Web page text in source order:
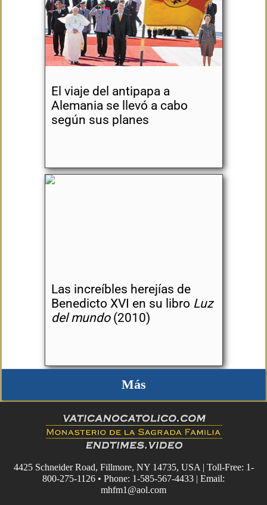
El viaje del antipapa a
Alemania se llevó a cabo
según sus planes
Las increíbles herejías de
Benedicto XVI en su libro Luz
del mundo(2010)
Más
4425 Schneider Road, Fillmore, NY 14735, USA | Toll-Free: 1-
800-275-1126 • Phone: 1-585-567-4433 | Email:
mhfm1@aol.com